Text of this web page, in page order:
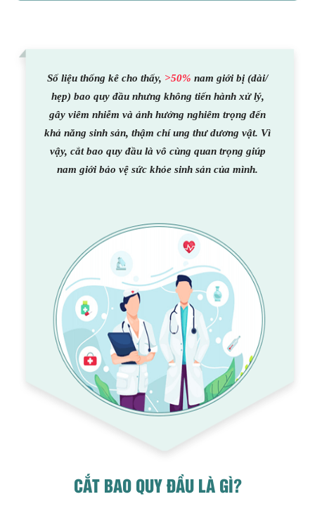
Số liệu thống kê cho thấy, >50% nam giới bị (dài/
hẹp) bao quy đầu nhưng không tiến hành xử lý,
gây viêm nhiễm và ảnh hưởng nghiêm trọng đến
khả năng sinh sản, thậm chí ung thư dương vật. Vì
vậy, cắt bao quy đầu là vô cùng quan trọng giúp
nam giới bảo vệ sức khỏe sinh sản của mình.
CẮT BAO QUY ĐẦU LÀ GÌ?